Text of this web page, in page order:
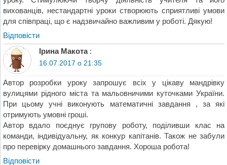
вихованців, нестандартні уроки створюють сприятливі умови
для співпраці, що є надзвичайно важливим у роботі. Дякую!
Відповіcти
Ірина Макота :
16.07.2017 о 21:35
Автор розробки уроку запрошує всіх у цікаву мандрівку
вулицями рідного міста та мальовничими куточками України.
При цьому учні виконують математичні завдання , за які
отримують умовні гроші.
Автор вдало поєднує групову роботу, поділивши клас на
команди, індивідуальну, як конкур капітанів. Також не забули
про перевірку домашнього завдання. Хороша робота!
Відповіcти